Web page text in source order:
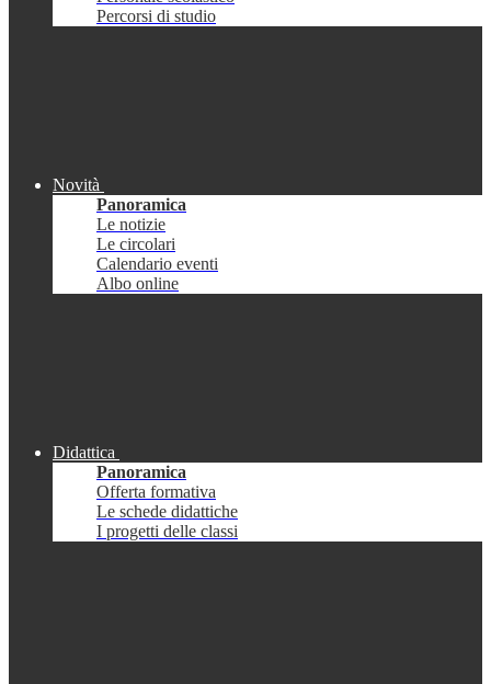
Percorsi di studio
Novità
Panoramica
Le notizie
Le circolari
Calendario eventi
Albo online
Didattica
Panoramica
Offerta formativa
Le schede didattiche
I progetti delle classi